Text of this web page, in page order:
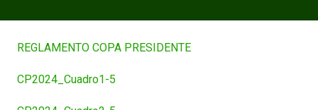
REGLAMENTO COPA PRESIDENTE
CP2024_Cuadro1-5